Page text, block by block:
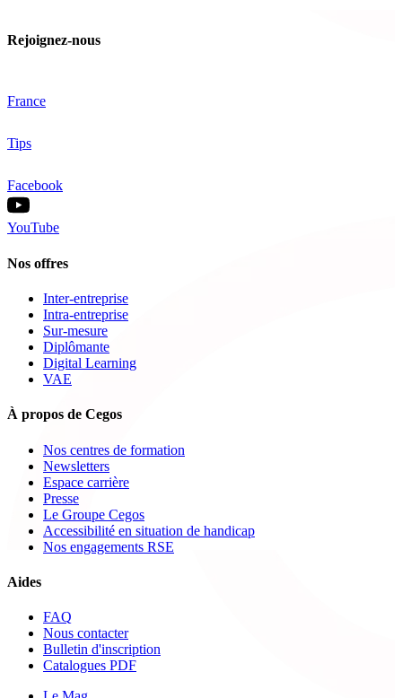
Rejoignez-nous
France
Tips
Facebook
YouTube
Nos offres
Inter-entreprise
Intra-entreprise
Sur-mesure
Diplômante
Digital Learning
VAE
À propos de Cegos
Nos centres de formation
Newsletters
Espace carrière
Presse
Le Groupe Cegos
Accessibilité en situation de handicap
Nos engagements RSE
Aides
FAQ
Nous contacter
Bulletin d'inscription
Catalogues PDF